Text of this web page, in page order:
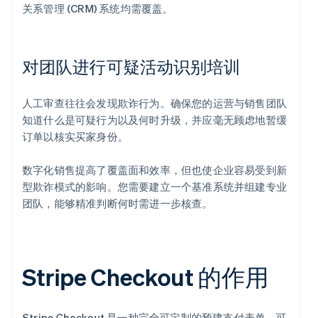
关系管理 (CRM) 系统均需覆盖。
对团队进行可疑活动识别培训
人工审查往往会发现欺诈行为。确保您的运营与销售团队
知道什么是可疑行为以及何时升级，并应毫无顾虑地暂缓
订单以核实买家身份。
数字化销售提高了覆盖面和效率，但也使企业容易受到新
型欺诈模式的影响。您需要建立一个基准系统并组建专业
团队，能够精准判断何时需进一步核查。
Stripe Checkout 的作用